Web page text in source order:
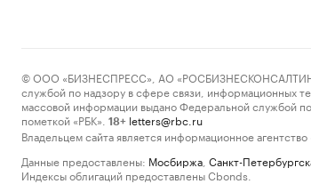
© ООО «БИЗНЕСПРЕСС», АО «РОСБИЗНЕСКОНСАЛТИНГ»,
службой по надзору в сфере связи, информационных
массовой информации выдано Федеральной службой
пометкой «РБК».
18+ letters@rbc.ru
Владельцем сайта является информационное агентство
Данные предоставлены: Мосбиржа Санкт-
Индексы облигаций предоставлены Cbonds.